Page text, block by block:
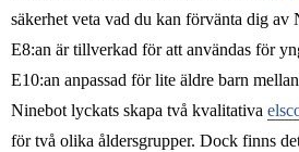
säkerhet veta vad du kan förvänta dig
E8:an är tillverkad för att användas för
E10:an anpassad för lite äldre barn
Ninebot lyckats skapa två kvalitativa
för två olika åldersgrupper. Dock finns